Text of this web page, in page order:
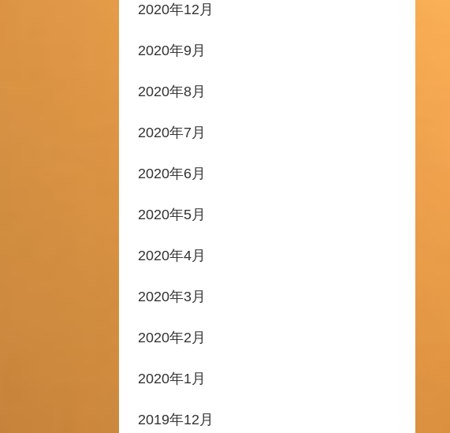
2020年12月
2020年9月
2020年8月
2020年7月
2020年6月
2020年5月
2020年4月
2020年3月
2020年2月
2020年1月
2019年12月